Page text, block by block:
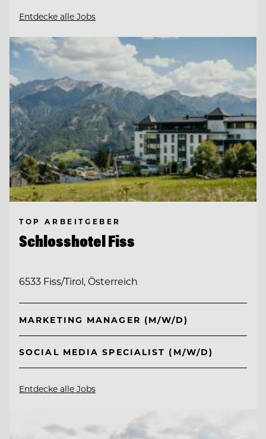
Entdecke alle Jobs
TOP ARBEITGEBER
Schlosshotel Fiss
6533 Fiss/Tirol, Österreich
MARKETING MANAGER (M/W/D)
SOCIAL MEDIA SPECIALIST (M/W/D)
Entdecke alle Jobs